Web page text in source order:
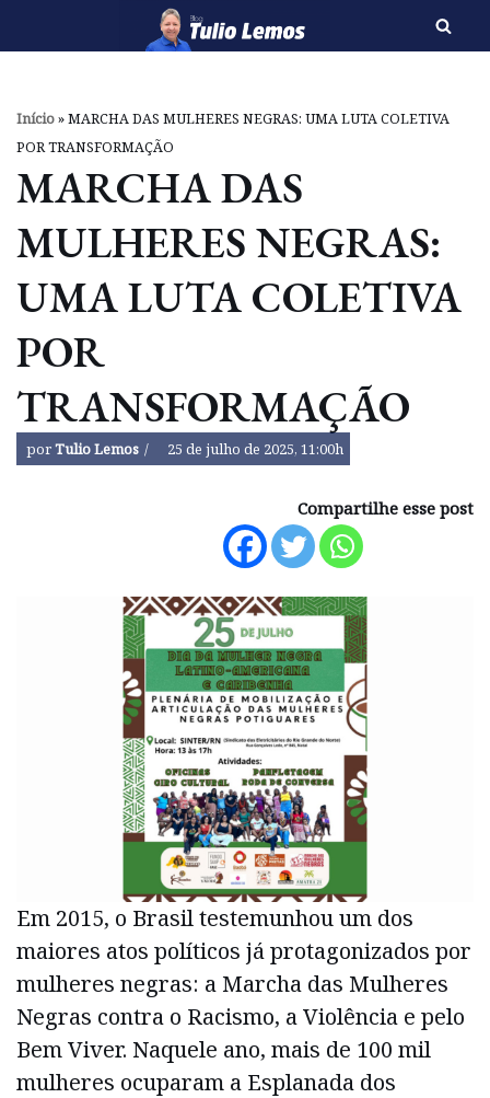
o
conteúdo
Início»MARCHA DAS MULHERES NEGRAS: UMA LUTA COLETIVA
POR TRANSFORMAÇÃO
MARCHA DAS
MULHERES NEGRAS:
UMA LUTA COLETIVA
POR
TRANSFORMAÇÃO
porTulio Lemos 25 de julho de 2025, 11:00h
Compartilhe esse post
Em 2015, o Brasil testemunhou um dos
maiores atos políticos já protagonizados por
mulheres negras: a Marcha das Mulheres
Negras contra o Racismo, a Violência e pelo
Bem Viver. Naquele ano, mais de 100 mil
mulheres ocuparam a Esplanada dos